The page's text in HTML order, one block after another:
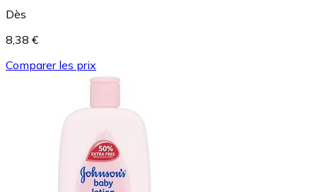
Dès
8,38 €
Comparer les prix